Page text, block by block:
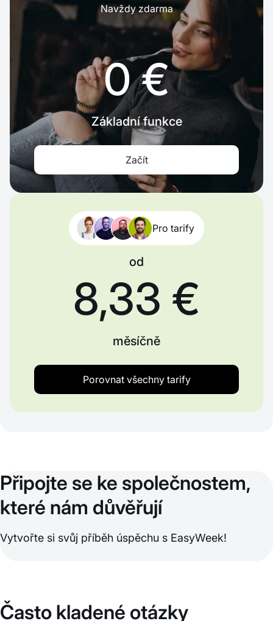
Navždy zdarma
0 €
Základní funkce
Začít
Pro tarify
od
8,33 €
měsíčně
Porovnat všechny tarify
Připojte se ke společnostem,
které nám důvěřují
Vytvořte si svůj příběh úspěchu s EasyWeek!
Často kladené otázky